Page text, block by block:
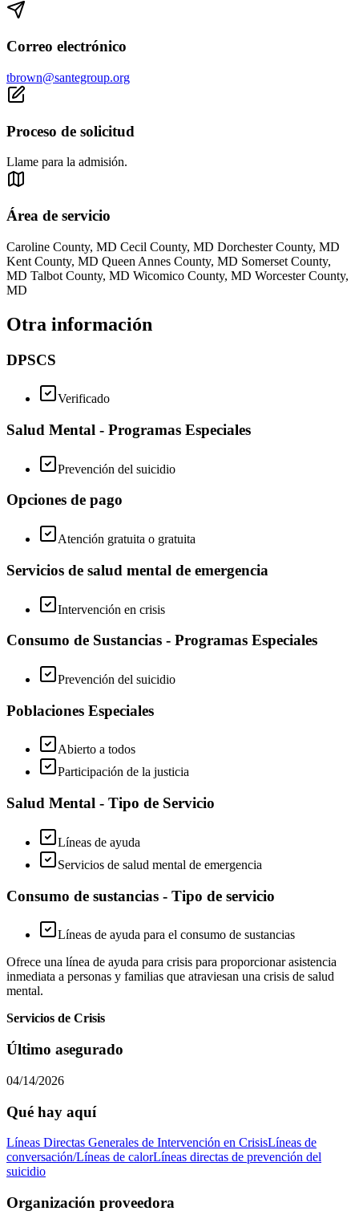
Correo electrónico
tbrown@santegroup.org
Proceso de solicitud
Llame para la admisión.
Área de servicio
Caroline County, MD Cecil County, MD Dorchester County, MD
Kent County, MD Queen Annes County, MD Somerset County,
MD Talbot County, MD Wicomico County, MD Worcester County,
MD
Otra información
DPSCS
Verificado
Salud Mental - Programas Especiales
Prevención del suicidio
Opciones de pago
Atención gratuita o gratuita
Servicios de salud mental de emergencia
Intervención en crisis
Consumo de Sustancias - Programas Especiales
Prevención del suicidio
Poblaciones Especiales
Abierto a todos
Participación de la justicia
Salud Mental - Tipo de Servicio
Líneas de ayuda
Servicios de salud mental de emergencia
Consumo de sustancias - Tipo de servicio
Líneas de ayuda para el consumo de sustancias
Ofrece una línea de ayuda para crisis para proporcionar asistencia
inmediata a personas y familias que atraviesan una crisis de salud
mental.
Servicios de Crisis
Último asegurado
04/14/2026
Qué hay aquí
Líneas Directas Generales de Intervención en CrisisLíneas de
conversación/Líneas de calorLíneas directas de prevención del
suicidio
Organización proveedora